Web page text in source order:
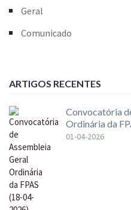
Geral
Comunicado
ARTIGOS RECENTES
Convocatória
Ordinária da
01-04-2026